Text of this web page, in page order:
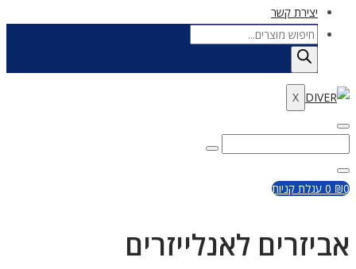
יצירת קשר
Products
search
X
Enter
Keywordfor:
Close
₪0
0 עגלת קניות
אביזרים לאנלייזרים